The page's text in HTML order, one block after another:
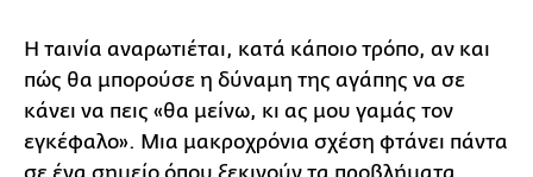
Η ταινία αναρωτιέται, κατά κάποιο τρόπο, αν και
πώς θα μπορούσε η δύναμη της αγάπης να σε
κάνει να πεις «θα μείνω, κι ας μου γαμάς τον
εγκέφαλο». Μια μακροχρόνια σχέση φτάνει πάντα